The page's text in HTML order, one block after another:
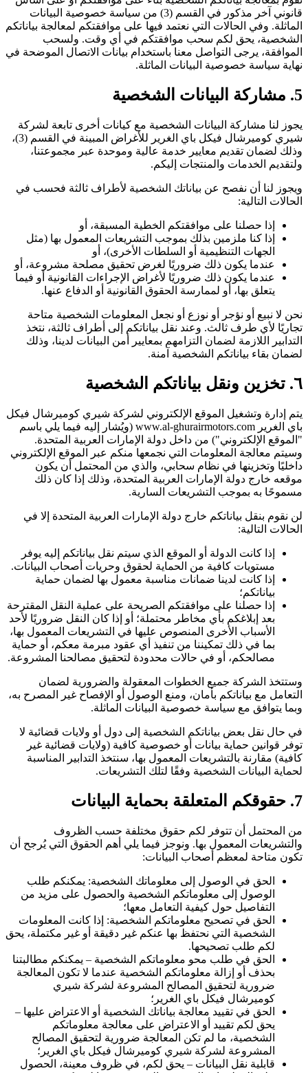
قانوني آخر مذكور في القسم (3) من سياسة خصوصية البيانات
الماثلة. وفي الحالات التي نعتمد فيها على موافقتكم لمعالجة بياناتكم
الشخصية، يحق لكم سحب موافقتكم في أي وقت. ولسحب
الموافقة، يرجى التواصل معنا باستخدام بيانات الاتصال الموضحة في
نهاية سياسة خصوصية البيانات الماثلة.
5. مشاركة البيانات الشخصية
يجوز لنا مشاركة البيانات الشخصية مع كيانات أخرى تابعة لشركة
شيري كوميرشال فيكل باي الغرير للأغراض المبينة في القسم (3)،
وذلك لضمان تقديم معايير خدمة عالية وموحدة عبر مجموعتنا،
ولتقديم الخدمات والمنتجات إليكم.
ويجوز لنا أن نفصح عن بياناتك الشخصية لأطراف ثالثة فحسب في
الحالات التالية:
إذا حصلنا على موافقتكم الخطية المسبقة، أو
إذا كنا ملزمين بذلك بموجب التشريعات المعمول بها (مثل
الجهات التنظيمية أو السلطات الأخرى)، أو
عندما يكون ذلك ضروريًا لغرض تحقيق مصلحة مشروعة، أو
عندما يكون ذلك ضروريًا لأغراض الإجراءات القانونية أو فيما
يتعلق بها، أو لممارسة الحقوق القانونية أو الدفاع عنها.
نحن لا نبيع أو نؤجر أو نوزع أو نجعل المعلومات الشخصية متاحة
تجاريًا لأي طرف ثالث. وعند نقل بياناتكم إلى أطراف ثالثة، نتخذ
التدابير اللازمة لضمان التزامهم بمعايير أمن البيانات لدينا، وذلك
لضمان بقاء بياناتكم الشخصية آمنة.
٦. تخزين ونقل بياناتكم الشخصية
يتم إدارة وتشغيل الموقع الإلكتروني لشركة شيري كوميرشال فيكل
باي الغرير www.al-ghurairmotors.com (ويُشار إليه فيما يلي باسم
"الموقع الإلكتروني") من داخل دولة الإمارات العربية المتحدة.
وسيتم معالجة المعلومات التي نجمعها منكم عبر الموقع الإلكتروني
داخليًا وتخزينها في نظام سحابي، والذي من المحتمل أن يكون
موقعه خارج دولة الإمارات العربية المتحدة، وذلك إذا كان ذلك
مسموحًا به بموجب التشريعات السارية.
لن نقوم بنقل بياناتكم خارج دولة الإمارات العربية المتحدة إلا في
الحالات التالية:
إذا كانت الدولة أو الموقع الذي سيتم نقل بياناتكم إليه يوفر
مستويات كافية من الحماية لحقوق وحريات أصحاب البيانات.
إذا كانت لدينا ضمانات مناسبة معمول بها لضمان حماية
بياناتكم؛
إذا حصلنا على موافقتكم الصريحة على عملية النقل المقترحة
بعد إبلاغكم بأي مخاطر محتملة؛ أو إذا كان النقل ضروريًا لأحد
الأسباب الأخرى المنصوص عليها في التشريعات المعمول بها،
بما في ذلك تمكيننا من تنفيذ أي عقود مبرمة معكم، أو حماية
مصالحكم، أو في حالات محدودة لتحقيق مصالحنا المشروعة.
وستتخذ الشركة جميع الخطوات المعقولة والضرورية لضمان
التعامل مع بياناتكم بأمان، ومنع الوصول أو الإفصاح غير المصرح به،
وبما يتوافق مع سياسة خصوصية البيانات الماثلة.
في حال نقل بعض بياناتكم الشخصية إلى دول أو ولايات قضائية لا
توفر قوانين حماية بيانات أو خصوصية كافية (ولايات قضائية غير
كافية) مقارنة بالتشريعات المعمول بها، سنتخذ التدابير المناسبة
لحماية البيانات الشخصية وفقًا لتلك التشريعات.
7. حقوقكم المتعلقة بحماية البيانات
من المحتمل أن تتوفر لكم حقوق مختلفة حسب الظروف
والتشريعات المعمول بها. ونوجز فيما يلي أهم الحقوق التي يُرجح أن
تكون متاحة لمعظم أصحاب البيانات:
الحق في الوصول إلى معلوماتك الشخصية: يمكنكم طلب
الوصول إلى معلوماتكم الشخصية والحصول على مزيد من
التفاصيل حول كيفية التعامل معها؛
الحق في تصحيح معلوماتكم الشخصية: إذا كانت المعلومات
الشخصية التي نحتفظ بها عنكم غير دقيقة أو غير مكتملة، يحق
لكم طلب تصحيحها.
الحق في طلب محو معلوماتكم الشخصية – يمكنكم مطالبتنا
بحذف أو إزالة معلوماتكم الشخصية عندما لا تكون المعالجة
ضرورية لتحقيق المصالح المشروعة لشركة شيري
كوميرشال فيكل باي الغرير؛
الحق في تقييد معالجة بياناتك الشخصية أو الاعتراض عليها –
يحق لكم تقييد أو الاعتراض على معالجة معلوماتكم
الشخصية، ما لم تكن المعالجة ضرورية لتحقيق المصالح
المشروعة لشركة شيري كوميرشال فيكل باي الغرير؛
قابلية نقل البيانات – يحق لكم، في ظروف معينة، الحصول